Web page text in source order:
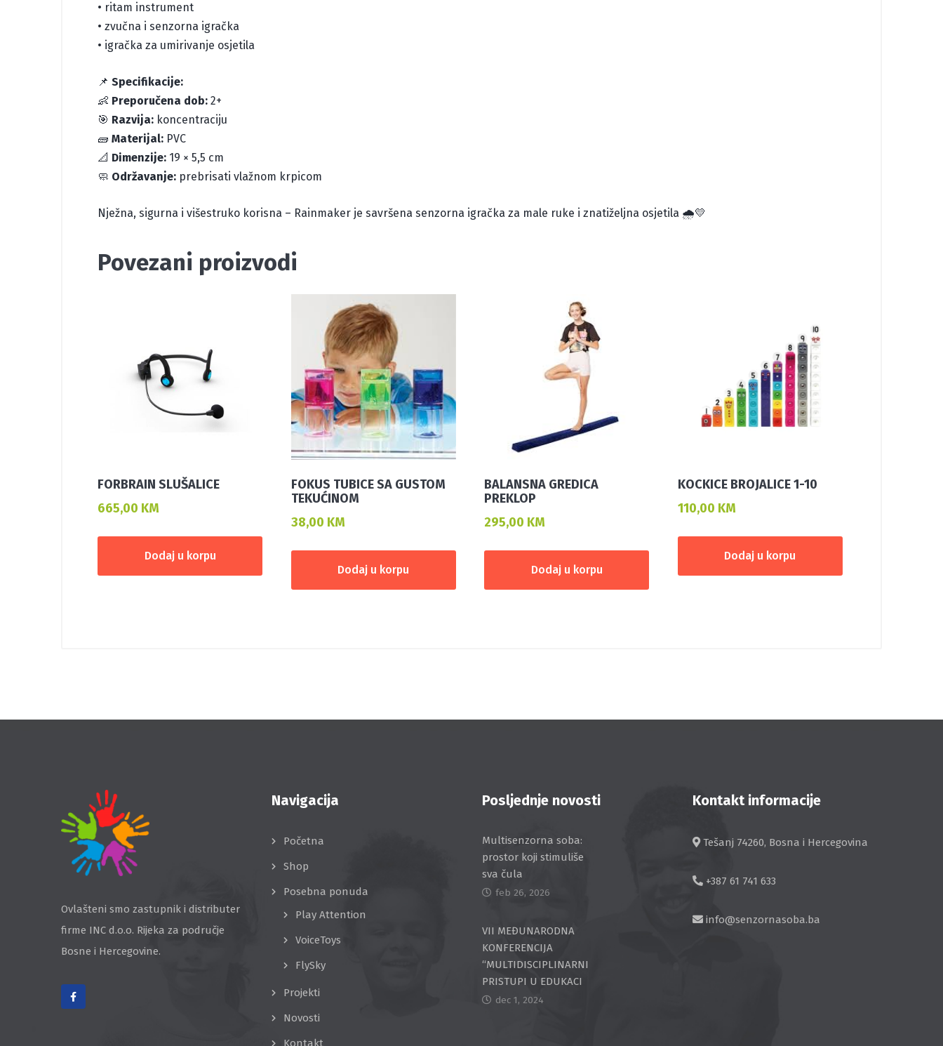
• ritam instrument
• zvučna i senzorna igračka
• igračka za umirivanje osjetila
📌 Specifikacije:
👶 Preporučena dob: 2+
🎯 Razvija: koncentraciju
🧱 Materijal: PVC
📐 Dimenzije: 19 × 5,5 cm
🧼 Održavanje: prebrisati vlažnom krpicom
Nježna, sigurna i višestruko korisna – Rainmaker je savršena senzorna igračka za male ruke i znatiželjna osjetila 🌧️💛
Povezani proizvodi
FORBRAIN SLUŠALICE
665,00 KM
Dodaj u korpu
FOKUS TUBICE SA GUSTOM
TEKUĆINOM
38,00 KM
Dodaj u korpu
BALANSNA GREDICA
PREKLOP
295,00 KM
Dodaj u korpu
KOCKICE BROJALICE 1-10
110,00 KM
Dodaj u korpu
Ovlašteni smo zastupnik i distributer
firme INC d.o.o. Rijeka za područje
Bosne i Hercegovine.
Navigacija
Početna
Shop
Posebna ponuda
Play Attention
VoiceToys
FlySky
Projekti
Novosti
Kontakt
Posljednje novosti
Multisenzorna soba:
prostor koji stimuliše
sva čula
feb 26, 2026
VII MEĐUNARODNA
KONFERENCIJA
“MULTIDISCIPLINARNI
PRISTUPI U EDUKACI
dec 1, 2024
Kontakt informacije
Tešanj 74260, Bosna i Hercegovina
+387 61 741 633
info@senzornasoba.ba